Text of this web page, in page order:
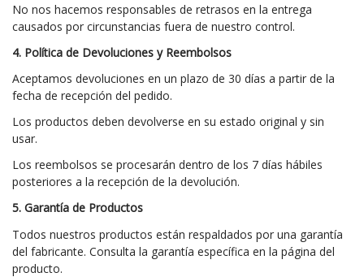
No nos hacemos responsables de retrasos en la entrega
causados por circunstancias fuera de nuestro control.
4. Política de Devoluciones y Reembolsos
Aceptamos devoluciones en un plazo de 30 días a partir de la
fecha de recepción del pedido.
Los productos deben devolverse en su estado original y sin
usar.
Los reembolsos se procesarán dentro de los 7 días hábiles
posteriores a la recepción de la devolución.
5. Garantía de Productos
Todos nuestros productos están respaldados por una garantía
del fabricante. Consulta la garantía específica en la página del
producto.